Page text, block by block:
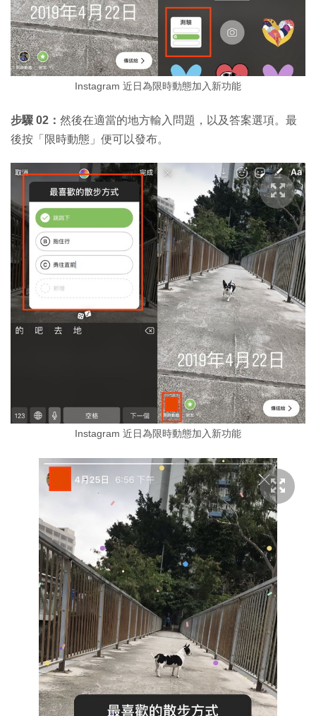
Instagram 近日為限時動態加入新功能
步驟 02： 然後在適當的地方輸入問題，以及答案選項。最
後按「限時動態」便可以發布。
Instagram 近日為限時動態加入新功能